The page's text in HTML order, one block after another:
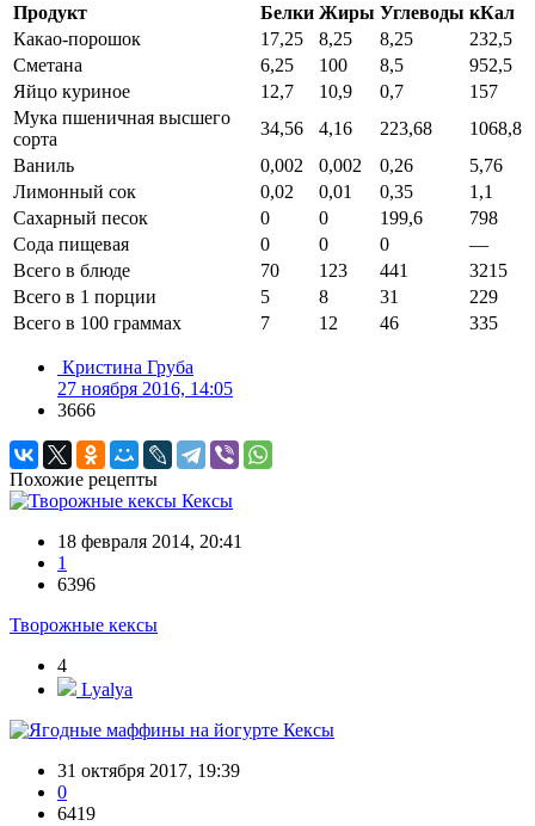
Продукт Белки Жиры Углеводы кКал
Какао-порошок
17,25 8,25 8,25
232,5
Сметана
6,25 100 8,5
952,5
Яйцо куриное
12,7 10,9 0,7
157
Мука пшеничная высшего
сорта
34,56 4,16 223,68
1068,8
Ваниль
0,002 0,002 0,26
5,76
Лимонный сок
0,02 0,01 0,35
1,1
Сахарный песок
0 0 199,6
798
Сода пищевая
0 0 0
—
Всего в блюде
70 123 441
3215
Всего в 1 порции
5 8 31
229
Всего в 100 граммах
7 12 46 335
Кристина Груба
27 ноября 2016, 14:05
3666
Похожие рецепты
Кексы
18 февраля 2014, 20:41
1
6396
Творожные кексы
4
Lyalya
Кексы
31 октября 2017, 19:39
0
6419